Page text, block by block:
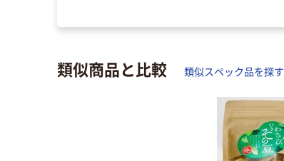
類似商品と比較 類似スペック品を探す